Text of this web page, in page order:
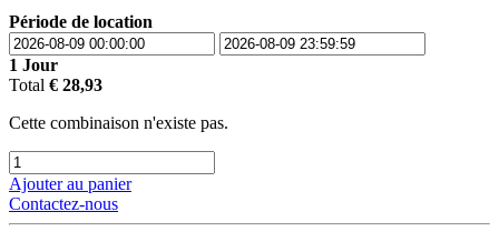
Période de location
1 Jour
Total € 28,93
Cette combinaison n'existe pas.
Ajouter au panier
Contactez-nous